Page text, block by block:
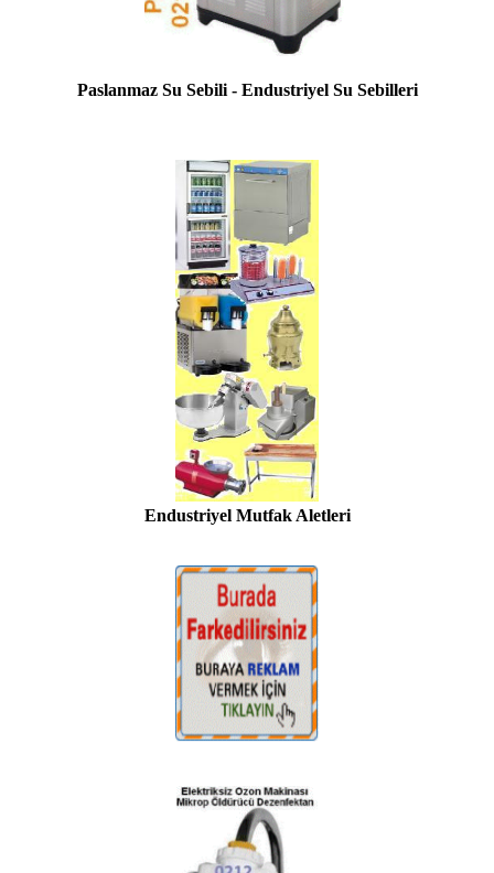
Paslanmaz Su Sebili - Endustriyel Su Sebilleri
Endustriyel Mutfak Aletleri